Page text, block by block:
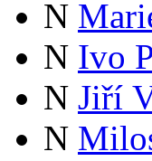
N
N Ivo
N Jiří
N